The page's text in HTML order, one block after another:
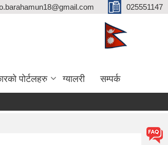
025551147
पोर्टलहरु ग्यालरी सम्पर्क